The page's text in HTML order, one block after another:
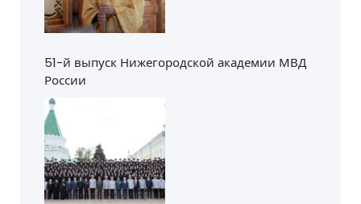
51-й выпуск Нижегородской академии МВД
России